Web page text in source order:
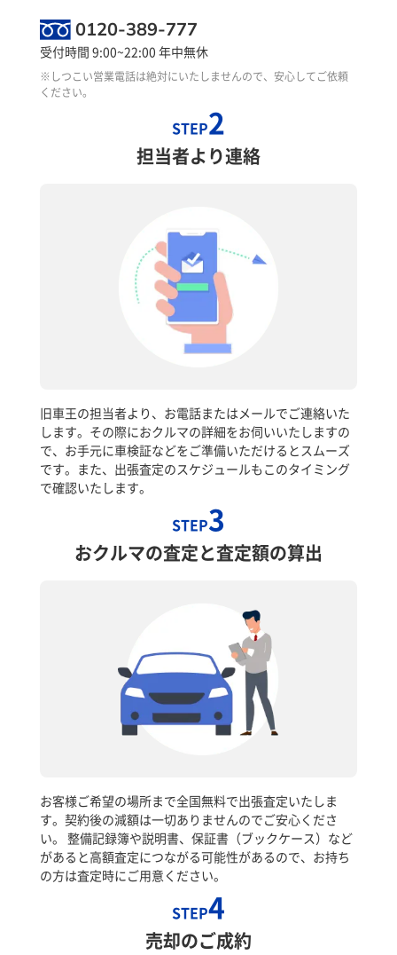
0120-389-777
受付時間 9:00~22:00 年中無休
※しつこい営業電話は絶対にいたしませんので、安心してご依頼
ください。
STEP2
担当者より連絡
旧車王の担当者より、お電話またはメールでご連絡いた
します。その際におクルマの詳細をお伺いいたしますの
で、お手元に車検証などをご準備いただけるとスムーズ
です。また、出張査定のスケジュールもこのタイミング
で確認いたします。
STEP3
おクルマの査定と査定額の算出
お客様ご希望の場所まで全国無料で出張査定いたしま
す。契約後の減額は一切ありませんのでご安心くださ
い。 整備記録簿や説明書、保証書（ブックケース）など
があると高額査定につながる可能性があるので、お持ち
の方は査定時にご用意ください。
STEP4
売却のご成約